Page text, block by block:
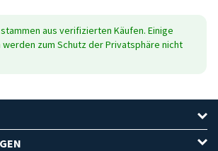
aus verifizierten Käufen. Einige
zum Schutz der Privatsphäre nicht